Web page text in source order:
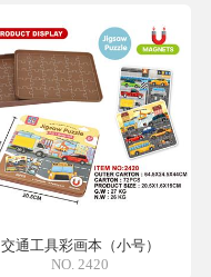
交通工具彩画本（小号）
NO. 2420